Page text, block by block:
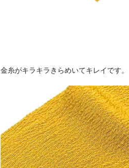
金糸がキラキラきらめいてキレイです。